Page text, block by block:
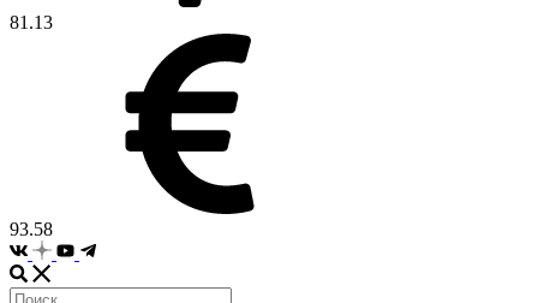
81.13
93.58